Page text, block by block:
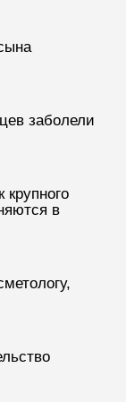
заболели
крупного
в